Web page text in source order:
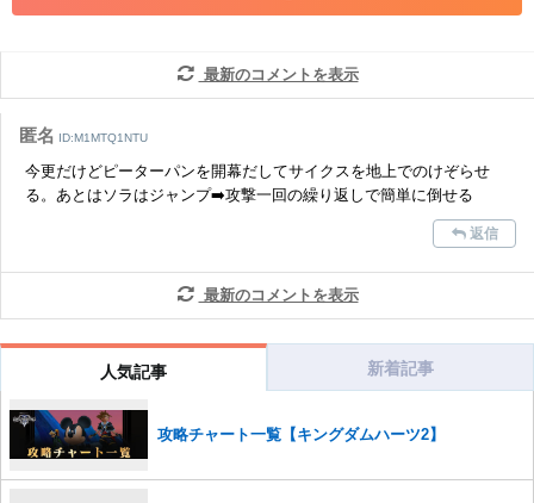
コメントの削除を申請する※投稿内容を確認後、順次対応さ
せていただきます。ご了承ください。
さい。
また、過度な利用規約の違反や、弊社に損害の及ぶ内容の書き込みがあ
った場合は、法的措置をとらせていただく場合もございますので、あら
最新のコメントを表示
匿名 ID:M1MTQ1NTU
今更だけどピーターパンを開幕だしてサイクスを地上でのけぞらせ
る。あとはソラはジャンプ➡️攻撃一回の繰り返しで簡単に倒せる
返信
最新のコメントを表示
人気記事 新着記事
攻略チャート一覧【キングダムハーツ2】